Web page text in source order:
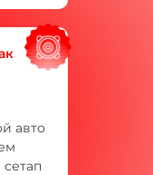
авто